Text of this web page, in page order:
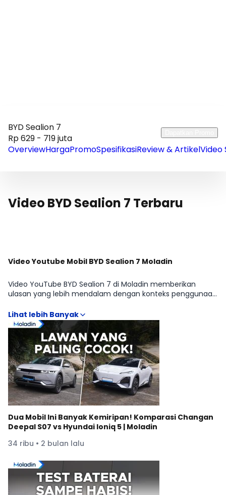
BYD Sealion 7
Rp 629 - 719 juta
OverviewHargaPromoSpesifikasiReview & ArtikelVideo
Video BYD Sealion 7 Terbaru
Video Youtube Mobil BYD Sealion 7 Moladin
Video YouTube BYD Sealion 7 di Moladin memberikan
ulasan yang lebih mendalam dengan konteks penggunaan
spesifikasi. Pembahasan biasanya mencakup ergonomi,
kenyamanan berkendara, respons mesin dan transmisi,
serta fitur keselamatan yang berpengaruh pada
pengalaman harian di segmen CROSSOVER. Insight
tambahan terkait kompromi dan value tiap BYD Sealion 7
Performance, BYD Sealion 7 Premium membantu
pemilihan varian yang lebih rasional, sekaligus melengkapi
informasi harga, spesifikasi, dan perbandingan dengan
mobil sekelas.
Dua Mobil Ini Banyak Kemiripan! Komparasi Changan
Deepal S07 vs Hyundai Ioniq 5 | Moladin
34 ribu • 2 bulan lalu